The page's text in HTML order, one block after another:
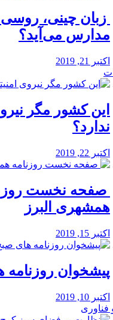
زبان چینی،
مدارس می‌آید؟
اکتبر 21, 2019
این کشور مگر
ندارد؟
اکتبر 22, 2019
صفحه نخست
همشهری البرز
اکتبر 15, 2019
پیشخوان
اکتبر 10, 2019
فناوری